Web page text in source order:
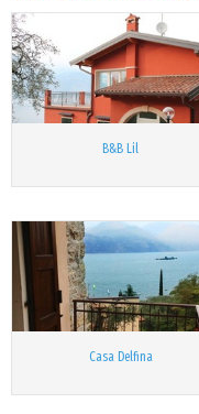
B&B Lil
Casa Delfina